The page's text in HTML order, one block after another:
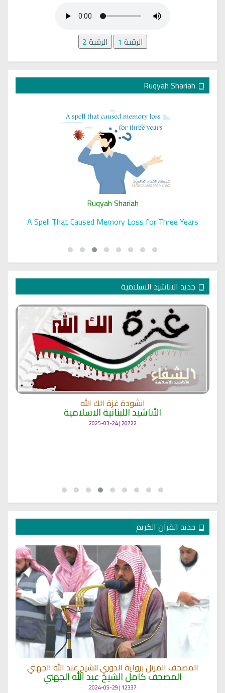
الرقية 1 الرقية2
Ruqyah Shariah
A Spell That Caused Memory Loss for Three Years
جديد الاناشيد الاسلامية
انشودة غزة الك الله
الأناشيد اللبنانية الاسلامية
20722 | 2025-03-24
جديد القرآن الكريم
المصحف المرتل برواية الدوري للشيخ عبد الله الجهني
المصحف كامل الشيخ عبد الله الجهني
12337 | 2024-05-29